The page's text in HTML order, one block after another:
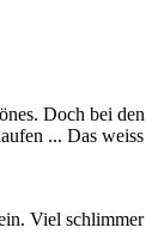
Doch bei den
... Das weiss
Viel schlimmer